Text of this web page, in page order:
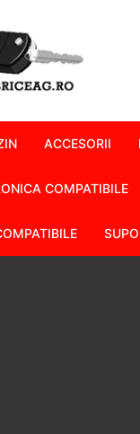
ACCESORII
COMPATIBILE